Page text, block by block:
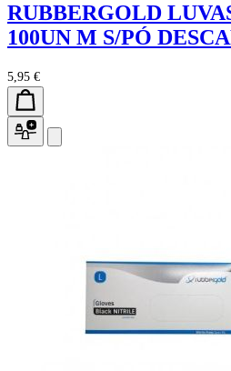
RUBBERGOLD
100UN M S/PÓ
5,95 €